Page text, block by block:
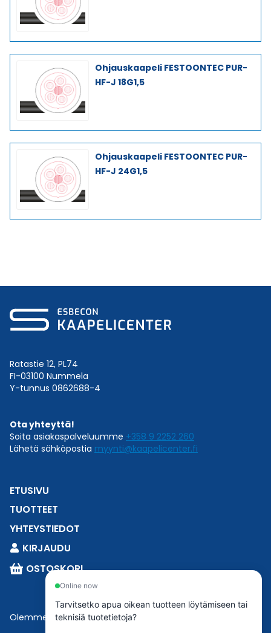
Ohjauskaapeli FESTOONTEC PUR-
HF-J 18G1,5
Ohjauskaapeli FESTOONTEC PUR-
HF-J 24G1,5
Ratastie 12, PL74
FI-03100 Nummela
Y-tunnus 0862688-4
Ota yhteyttä!
Soita asiakaspalveluumme +358 9 2252 260
Lähetä sähköpostia myynti@kaapelicenter.fi
ETUSIVU
TUOTTEET
YHTEYSTIEDOT
KIRJAUDU
OSTOSKORI
Olemme osaEsbeconia.
Online now
Tarvitsetko apua oikean tuotteen löytämiseen tai
teknisiä tuotetietoja?